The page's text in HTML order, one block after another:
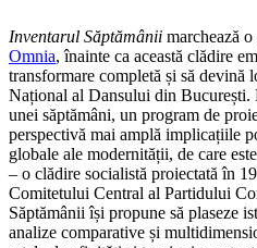
Inventarul Săptămânii marchează
Omnia, înainte ca această clădire
transformare completă și să devină
Național al Dansului din București.
unei săptămâni, un program de
perspectivă mai amplă implicațiile
globale ale modernității, de care
– o clădire socialistă proiectată în
Comitetului Central al Partidului
Săptămânii își propune să plaseze
analize comparative și